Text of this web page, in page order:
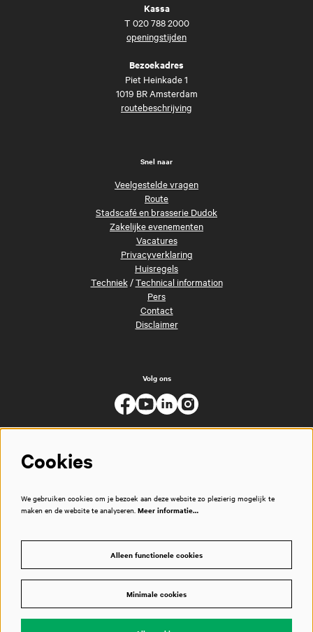
Kassa
T 020 788 2000
openingstijden
Bezoekadres
Piet Heinkade 1
1019 BR Amsterdam
routebeschrijving
Snel naar
Veelgestelde vragen
Route
Stadscafé en brasserie Dudok
Zakelijke evenementen
Vacatures
Privacyverklaring
Huisregels
Techniek/Technical information
Pers
Contact
Disclaimer
Volg ons
Cookies
We gebruiken cookies om je bezoek aan deze website zo plezierig mogelijk te
maken en de website te analyseren. Meer informatie…
Alleen functionele cookies
Minimale cookies